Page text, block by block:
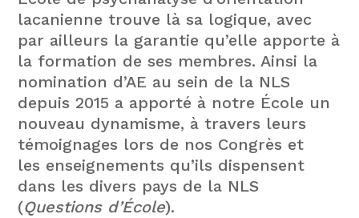
lacanienne trouve là sa logique, avec
par ailleurs la garantie qu’elle apporte à
la formation de ses membres. Ainsi la
nomination d’AE au sein de la NLS
depuis 2015 a apporté à notre École un
nouveau dynamisme, à travers leurs
témoignages lors de nos Congrès et
les enseignements qu’ils dispensent
dans les divers pays de la NLS
(Questions d’École).